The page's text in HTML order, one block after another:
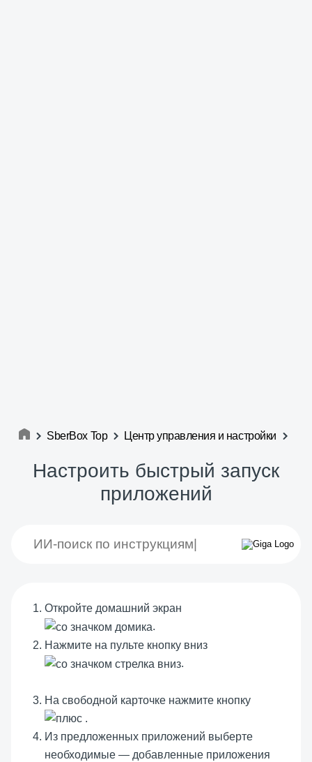
SberBox Top Центр управления и настройки
Настроить быстрый запуск
приложений
Откройте домашний экран
.
Нажмите на пульте кнопку вниз
.
На свободной карточке нажмите кнопку
.
Из предложенных приложений выберте
необходимые — добавленные приложения